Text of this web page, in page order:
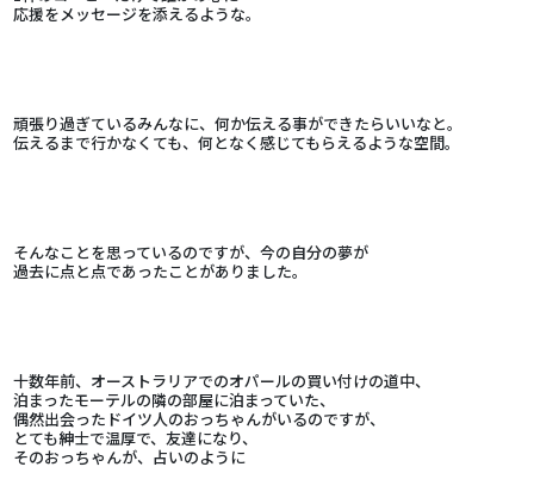
応援をメッセージを添えるような。
頑張り過ぎているみんなに、何か伝える事ができたらいいなと。
伝えるまで行かなくても、何となく感じてもらえるような空間。
そんなことを思っているのですが、今の自分の夢が
過去に点と点であったことがありました。
十数年前、オーストラリアでのオパールの買い付けの道中、
泊まったモーテルの隣の部屋に泊まっていた、
偶然出会ったドイツ人のおっちゃんがいるのですが、
とても紳士で温厚で、友達になり、
そのおっちゃんが、占いのように